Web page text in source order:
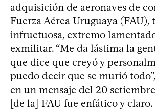
adquisición de aeronaves de
Fuerza Aérea Uruguaya (FAU),
infructuosa, extremo
exmilitar. “Me da lástima la
que dice que creyó y
puedo decir que se murió
en un mensaje del 20
[de la] FAU fue enfático y